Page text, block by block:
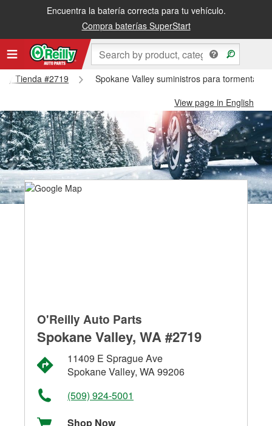
Encuentra la batería correcta para tu vehículo.
Compra baterías SuperStart
Tienda #2719
Spokane Valley suministros para tormentas
View page in English
O'Reilly Auto Parts
Spokane Valley, WA #2719
11409 E Sprague Ave
Spokane Valley, WA 99206
(509) 924-5001
Shop Now